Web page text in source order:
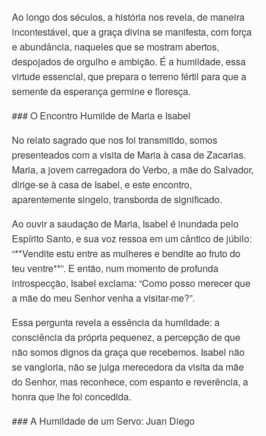
Ao longo dos séculos, a história nos revela, de maneira
incontestável, que a graça divina se manifesta, com força
e abundância, naqueles que se mostram abertos,
despojados de orgulho e ambição. É a humildade, essa
virtude essencial, que prepara o terreno fértil para que a
semente da esperança germine e floresça.
### O Encontro Humilde de Maria e Isabel
No relato sagrado que nos foi transmitido, somos
presenteados com a visita de Maria à casa de Zacarias.
Maria, a jovem carregadora do Verbo, a mãe do Salvador,
dirige-se à casa de Isabel, e este encontro,
aparentemente singelo, transborda de significado.
Ao ouvir a saudação de Maria, Isabel é inundada pelo
Espírito Santo, e sua voz ressoa em um cântico de júbilo:
“**Vendite estu entre as mulheres e bendite ao fruto do
teu ventre**”. E então, num momento de profunda
introspecção, Isabel exclama: “Como posso merecer que
a mãe do meu Senhor venha a visitar-me?”.
Essa pergunta revela a essência da humildade: a
consciência da própria pequenez, a percepção de que
não somos dignos da graça que recebemos. Isabel não
se vangloria, não se julga merecedora da visita da mãe
do Senhor, mas reconhece, com espanto e reverência, a
honra que lhe foi concedida.
### A Humildade de um Servo: Juan Diego